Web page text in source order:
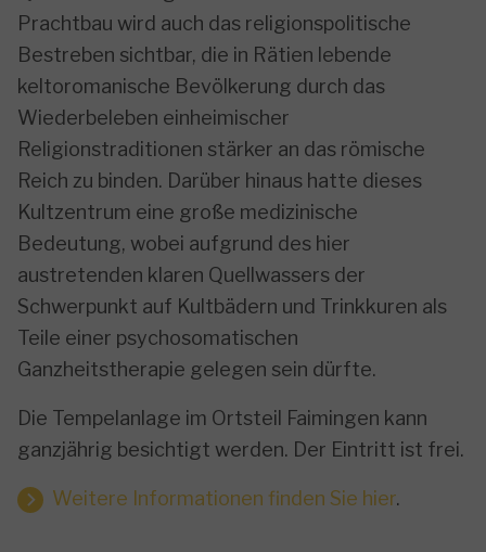
Prachtbau wird auch das religionspolitische
Bestreben sichtbar, die in Rätien lebende
keltoromanische Bevölkerung durch das
Wiederbeleben einheimischer
Religionstraditionen stärker an das römische
Reich zu binden. Darüber hinaus hatte dieses
Kultzentrum eine große medizinische
Bedeutung, wobei aufgrund des hier
austretenden klaren Quellwassers der
Schwerpunkt auf Kultbädern und Trinkkuren als
Teile einer psychosomatischen
Ganzheitstherapie gelegen sein dürfte.
Die Tempelanlage im Ortsteil Faimingen kann
ganzjährig besichtigt werden. Der Eintritt ist frei.
Weitere Informationen finden Sie hier.